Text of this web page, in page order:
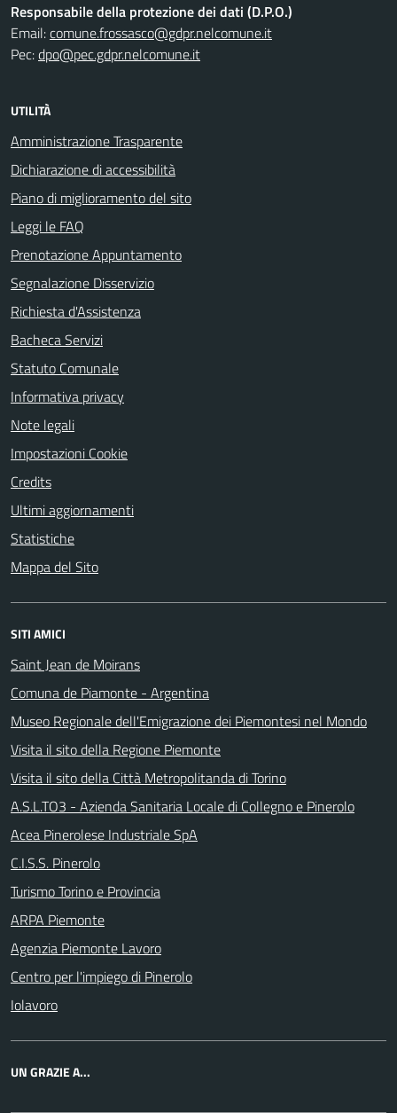
Responsabile della protezione dei dati (D.P.O.)
Email:comune.frossasco@gdpr.nelcomune.it
Pec:dpo@pec.gdpr.nelcomune.it
UTILITÀ
Amministrazione Trasparente
Dichiarazione di accessibilità
Piano di miglioramento del sito
Leggi le FAQ
Prenotazione Appuntamento
Segnalazione Disservizio
Richiesta d'Assistenza
Bacheca Servizi
Statuto Comunale
Informativa privacy
Note legali
Impostazioni Cookie
Credits
Ultimi aggiornamenti
Statistiche
Mappa del Sito
SITI AMICI
Saint Jean de Moirans
Comuna de Piamonte - Argentina
Museo Regionale dell'Emigrazione dei Piemontesi nel Mondo
Visita il sito della Regione Piemonte
Visita il sito della Città Metropolitanda di Torino
A.S.L.TO3 - Azienda Sanitaria Locale di Collegno e Pinerolo
Acea Pinerolese Industriale SpA
C.I.S.S. Pinerolo
Turismo Torino e Provincia
ARPA Piemonte
Agenzia Piemonte Lavoro
Centro per l'impiego di Pinerolo
Iolavoro
UN GRAZIE A...